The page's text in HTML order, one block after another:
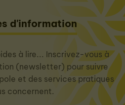
d'information
à lire... Inscrivez-vous à
(newsletter) pour suivre
et des services pratiques
concernent.